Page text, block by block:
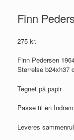
Finn
275 kr.
Finn Pedersen
Størrelse b24xh37
Tegnet på papir
Passe til en
Leveres